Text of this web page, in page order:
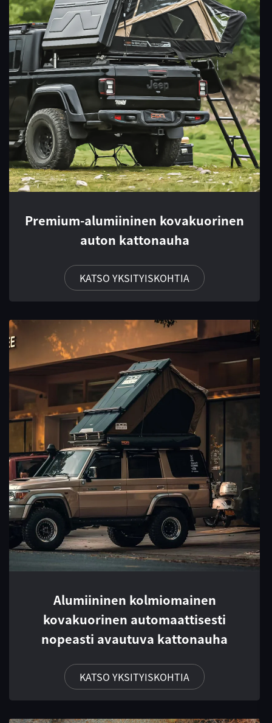
Premium-alumiininen kovakuorinen
auton kattonauha
KATSO YKSITYISKOHTIA
Alumiininen kolmiomainen
kovakuorinen automaattisesti
nopeasti avautuva kattonauha
KATSO YKSITYISKOHTIA